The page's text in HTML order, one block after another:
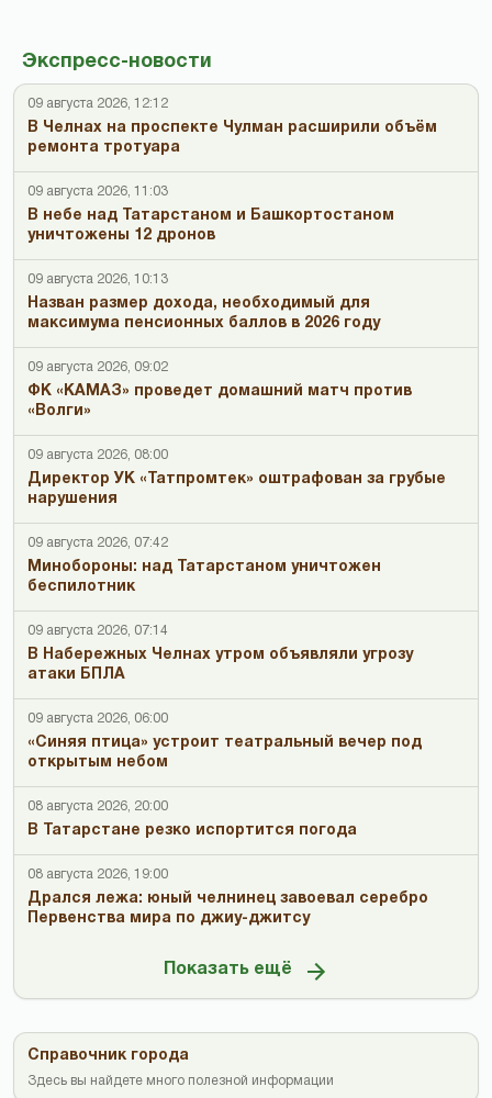
Экспресс-новости
09 августа 2026, 12:12
В Челнах на проспекте Чулман расширили объём
ремонта тротуара
09 августа 2026, 11:03
В небе над Татарстаном и Башкортостаном
уничтожены 12 дронов
09 августа 2026, 10:13
Назван размер дохода, необходимый для
максимума пенсионных баллов в 2026 году
09 августа 2026, 09:02
ФК «КАМАЗ» проведет домашний матч против
«Волги»
09 августа 2026, 08:00
Директор УК «Татпромтек» оштрафован за грубые
нарушения
09 августа 2026, 07:42
Минобороны: над Татарстаном уничтожен
беспилотник
09 августа 2026, 07:14
В Набережных Челнах утром объявляли угрозу
атаки БПЛА
09 августа 2026, 06:00
«Синяя птица» устроит театральный вечер под
открытым небом
08 августа 2026, 20:00
В Татарстане резко испортится погода
08 августа 2026, 19:00
Дрался лежа: юный челнинец завоевал серебро
Первенства мира по джиу-джитсу
Показать ещё
Справочник города
Здесь вы найдете много полезной информации